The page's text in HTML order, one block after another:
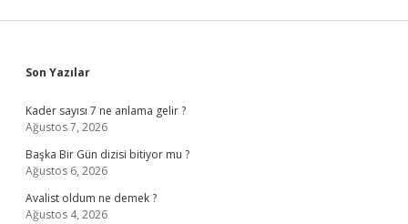
Sidebar
Son Yazılar
Kader sayısı 7 ne anlama gelir ?
Ağustos 7, 2026
Başka Bir Gün dizisi bitiyor mu ?
Ağustos 6, 2026
Avalist oldum ne demek ?
Ağustos 4, 2026